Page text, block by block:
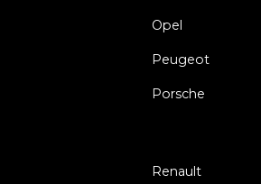
Opel
Peugeot
Porsche
Renault